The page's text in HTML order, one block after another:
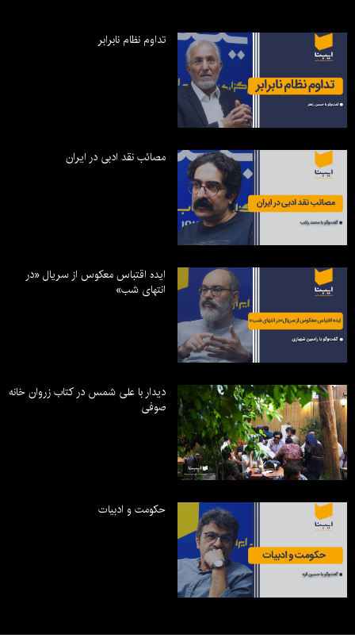
تداوم نظام نابرابر
مصائب نقد ادبی در ایران
ایده اقتباس معکوس از سریال «در
انتهای شب»
دیدار با علی شمس در کتاب زروان خانه
صوفی
حکومت و ادبیات